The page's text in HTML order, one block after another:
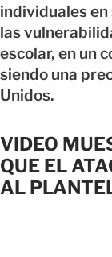
individuales
las
escolar, en un
siendo una
Unidos.
VIDEO
QUE EL
AL